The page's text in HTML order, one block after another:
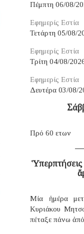
Πέμπτη 06/08/
Εφημερίς Εστία
Τετάρτη 05/08/
Εφημερίς Εστία
Τρίτη 04/08/
Εφημερίς Εστία
Δευτέρα 03/08/
Πρό 60 ετων
Ὑπερπτήσεις
Μία ἡμέρα
Κυριάκου
πέταξε πάνω